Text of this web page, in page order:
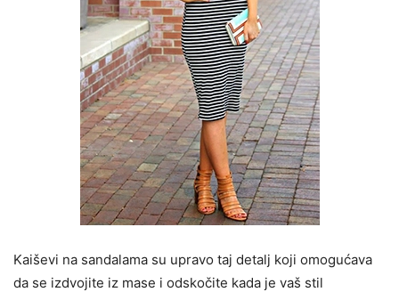
Kaiševi na sandalama su upravo taj detalj koji omogućava
da se izdvojite iz mase i odskočite kada je vaš stil